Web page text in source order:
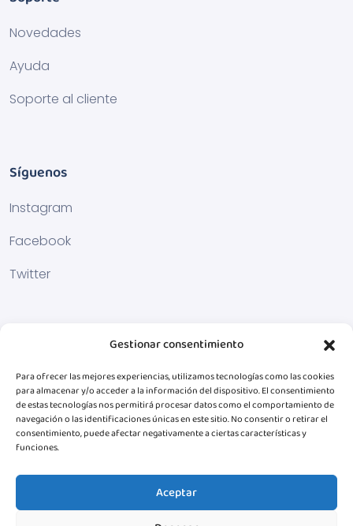
Gestionar consentimiento
Para ofrecer las mejores experiencias, utilizamos tecnologías como las cookies
para almacenar y/o acceder a la información del dispositivo. El consentimiento
de estas tecnologías nos permitirá procesar datos como el comportamiento de
navegación o las identificaciones únicas en este sitio. No consentir o retirar el
consentimiento, puede afectar negativamente a ciertas características y
funciones.
Aceptar
Novedades
Ayuda
Soporte al cliente
Síguenos
Instagram
Facebook
Twitter